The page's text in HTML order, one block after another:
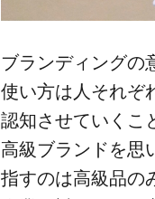
ブランディングの​
使い方は​人それぞ
認知させていく​こ
高級ブランドを​思
指すのは​高級品の